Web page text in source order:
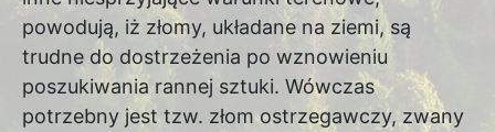
powodują, iż złomy, układane na ziemi, są
trudne do dostrzeżenia po wznowieniu
poszukiwania rannej sztuki. Wówczas
potrzebny jest tzw. złom ostrzegawczy, zwany